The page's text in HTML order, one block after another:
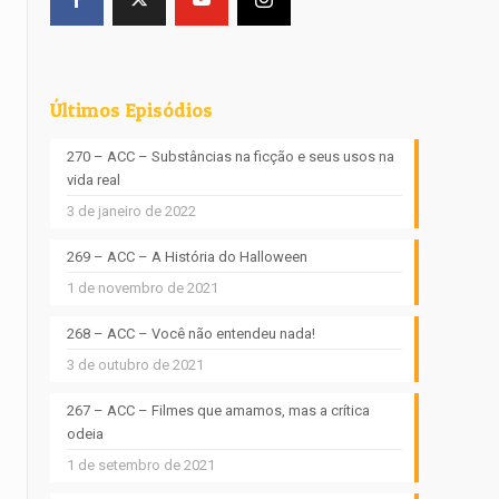
Últimos Episódios
270 – ACC – Substâncias na ficção e seus usos na
vida real
3 de janeiro de 2022
269 – ACC – A História do Halloween
1 de novembro de 2021
268 – ACC – Você não entendeu nada!
3 de outubro de 2021
267 – ACC – Filmes que amamos, mas a crítica
odeia
1 de setembro de 2021